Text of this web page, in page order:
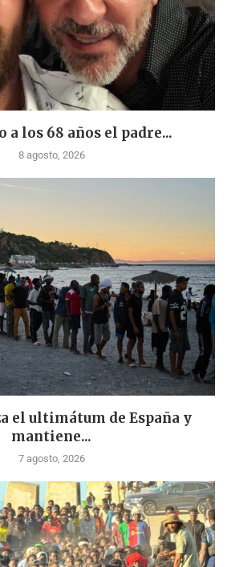
a los 68 años el padre...
8 agosto, 2026
el ultimátum de España y
mantiene...
7 agosto, 2026